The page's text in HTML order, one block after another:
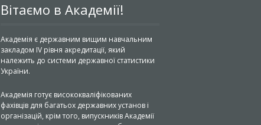
Вітаємо в Академії!
Академія є державним вищим навчальним
закладом IV рівня акредитації, який
належить до системи державної статистики
України.
Академія готує висококваліфікованих
фахівців для багатьох державних установ і
організацій, крім того, випускників Академії